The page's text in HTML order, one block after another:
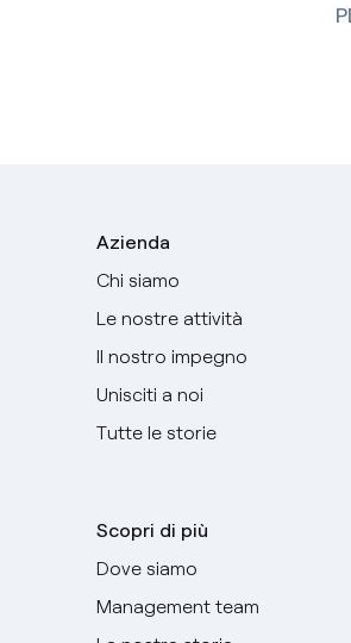
Azienda
Chi siamo
Le nostre attività
Il nostro impegno
Unisciti a noi
Tutte le storie
Scopri di più
Dove siamo
Management team